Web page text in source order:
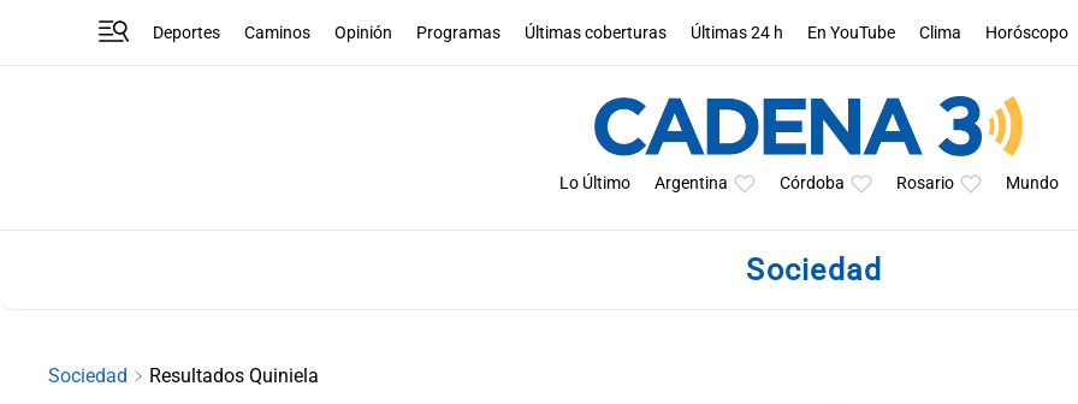
Deportes Caminos Opinión Programas Últimas coberturas Últimas 24 h En YouTube Clima Horóscopo
Lo Último Argentina Córdoba Rosario Mundo
Sociedad
Sociedad Resultados Quiniela